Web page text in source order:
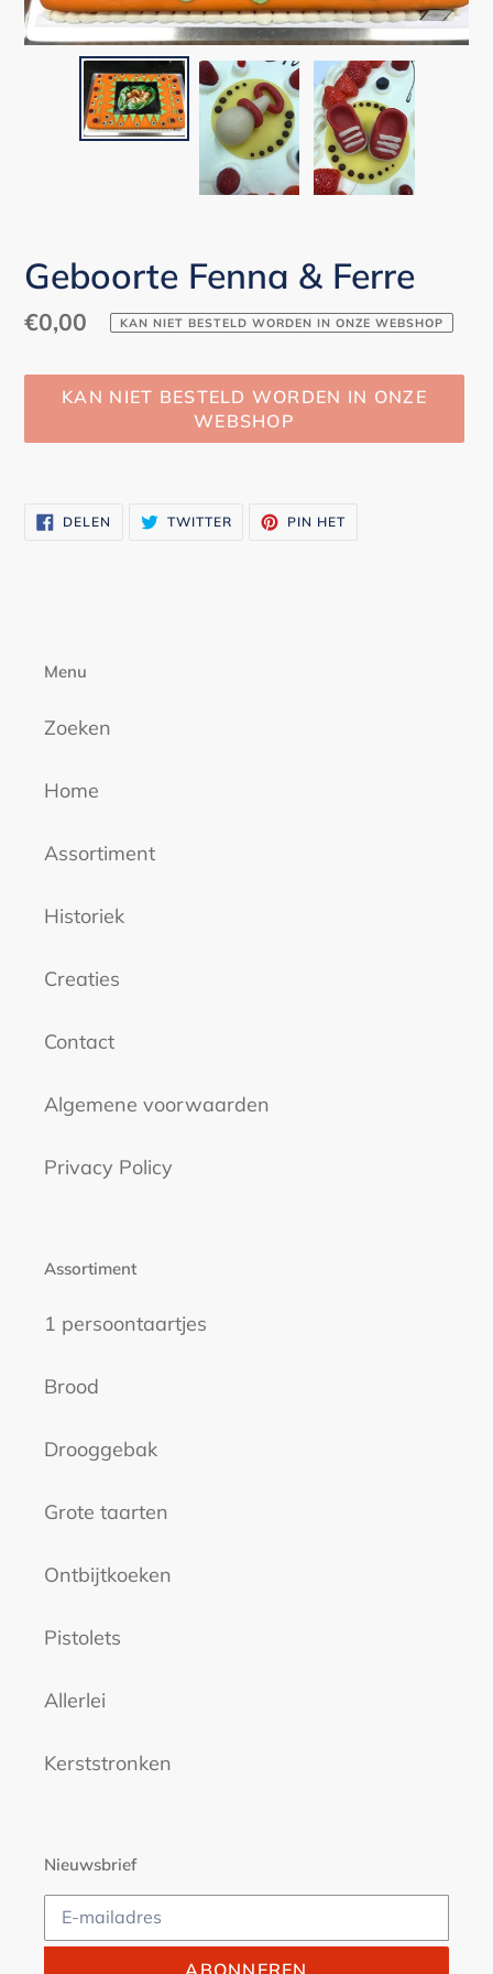
Geboorte Fenna & Ferre
Normale
€0,00 KAN NIET BESTELD WORDEN IN ONZE WEBSHOP
KAN NIET BESTELD WORDEN IN ONZE
WEBSHOP
aan DELEN DELEN TWITTERTWITTEREN
OP
PIN HET
Menu
Zoeken
Home
Assortiment
Historiek
Creaties
Contact
Algemene voorwaarden
Privacy Policy
Assortiment
1 persoontaartjes
Brood
Drooggebak
Grote taarten
Ontbijtkoeken
Pistolets
Allerlei
Kerststronken
Nieuwsbrief
ABONNEREN